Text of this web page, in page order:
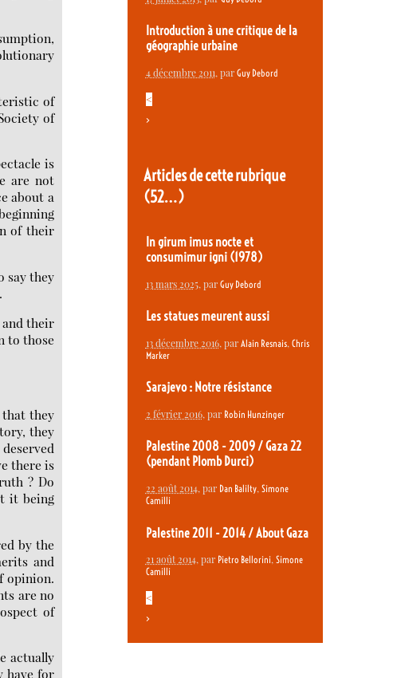
of
of
is
are not
about a
of their
say they
their
to those
they
they
there is
? Do
it being
by the
and
opinion.
are no
of
actually
have for
Introduction à une critique de la
géographie urbaine
4 décembre 2011, par Guy Debord
<
>
Articles de cette rubrique
(52…)
In girum imus nocte et
consumimur igni (1978)
13 mars 2025, par Guy Debord
Les statues meurent aussi
13 décembre 2016, par Alain Resnais, Chris
Marker
Sarajevo : Notre résistance
2 février 2016, par Robin Hunzinger
Palestine 2008 - 2009 / Gaza 22
(pendant Plomb Durci)
22 août 2014, par Dan Balilty, Simone
Camilli
Palestine 2011 - 2014 / About Gaza
21 août 2014, par Pietro Bellorini, Simone
Camilli
<
>